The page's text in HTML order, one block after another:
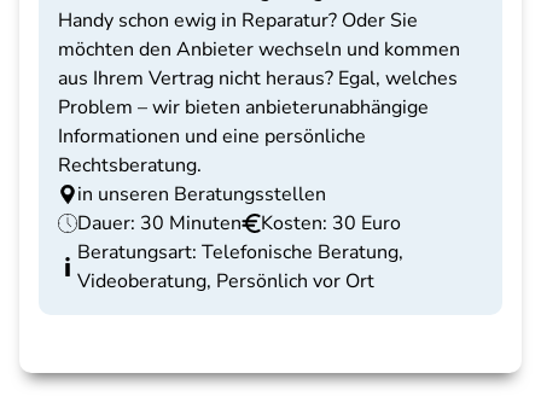
Handy schon ewig in Reparatur? Oder Sie
möchten den Anbieter wechseln und kommen
aus Ihrem Vertrag nicht heraus? Egal, welches
Problem – wir bieten anbieterunabhängige
Informationen und eine persönliche
Rechtsberatung.
in unseren Beratungsstellen
Dauer: 30 Minuten
Kosten: 30 Euro
Beratungsart: Telefonische Beratung,
Videoberatung, Persönlich vor Ort